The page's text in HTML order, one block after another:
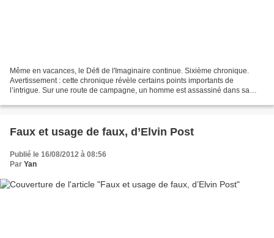
Même en vacances, le Défi de l'Imaginaire continue. Sixième chronique.
Avertissement : cette chronique révèle certains points importants de
l’intrigue. Sur une route de campagne, un homme est assassiné dans sa
Faux et usage de faux, d’Elvin Post
Publié le 16/08/2012 à 08:56
Par Yan